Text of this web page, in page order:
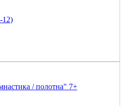
12)
/ полотна" 7+